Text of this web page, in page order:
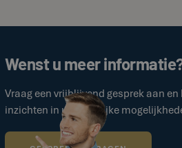
Wenst u meer
Vraag een vrijblijvend gesprek aan
inzichten in uw zakelijke